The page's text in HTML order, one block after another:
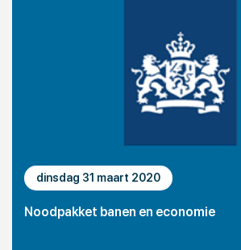
dinsdag 31 maart 2020
Noodpakket banen en economie